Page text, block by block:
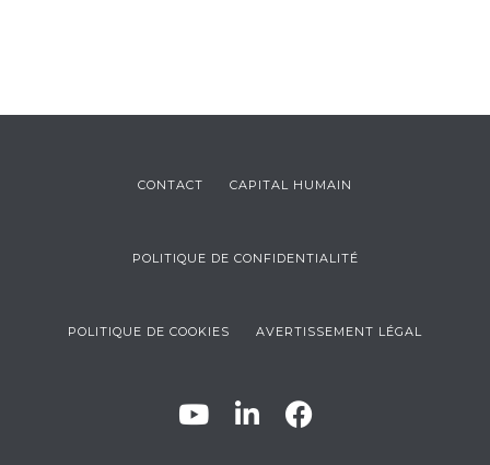
CONTACT CAPITAL HUMAIN
POLITIQUE DE CONFIDENTIALITÉ
POLITIQUE DE COOKIES AVERTISSEMENT LÉGAL